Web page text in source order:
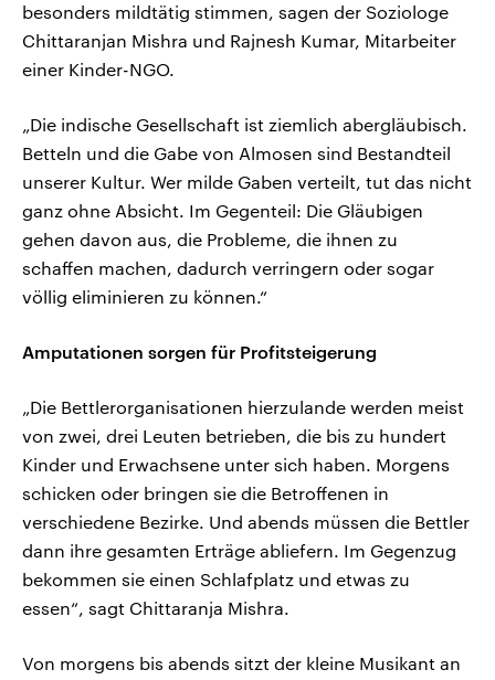
besonders mildtätig stimmen, sagen der Soziologe
Chittaranjan Mishra und Rajnesh Kumar, Mitarbeiter
einer Kinder-NGO.
„Die indische Gesellschaft ist ziemlich abergläubisch.
Betteln und die Gabe von Almosen sind Bestandteil
unserer Kultur. Wer milde Gaben verteilt, tut das nicht
ganz ohne Absicht. Im Gegenteil: Die Gläubigen
gehen davon aus, die Probleme, die ihnen zu
schaffen machen, dadurch verringern oder sogar
völlig eliminieren zu können.“
Amputationen sorgen für Profitsteigerung
„Die Bettlerorganisationen hierzulande werden meist
von zwei, drei Leuten betrieben, die bis zu hundert
Kinder und Erwachsene unter sich haben. Morgens
schicken oder bringen sie die Betroffenen in
verschiedene Bezirke. Und abends müssen die Bettler
dann ihre gesamten Erträge abliefern. Im Gegenzug
bekommen sie einen Schlafplatz und etwas zu
essen“, sagt Chittaranja Mishra.
Von morgens bis abends sitzt der kleine Musikant an